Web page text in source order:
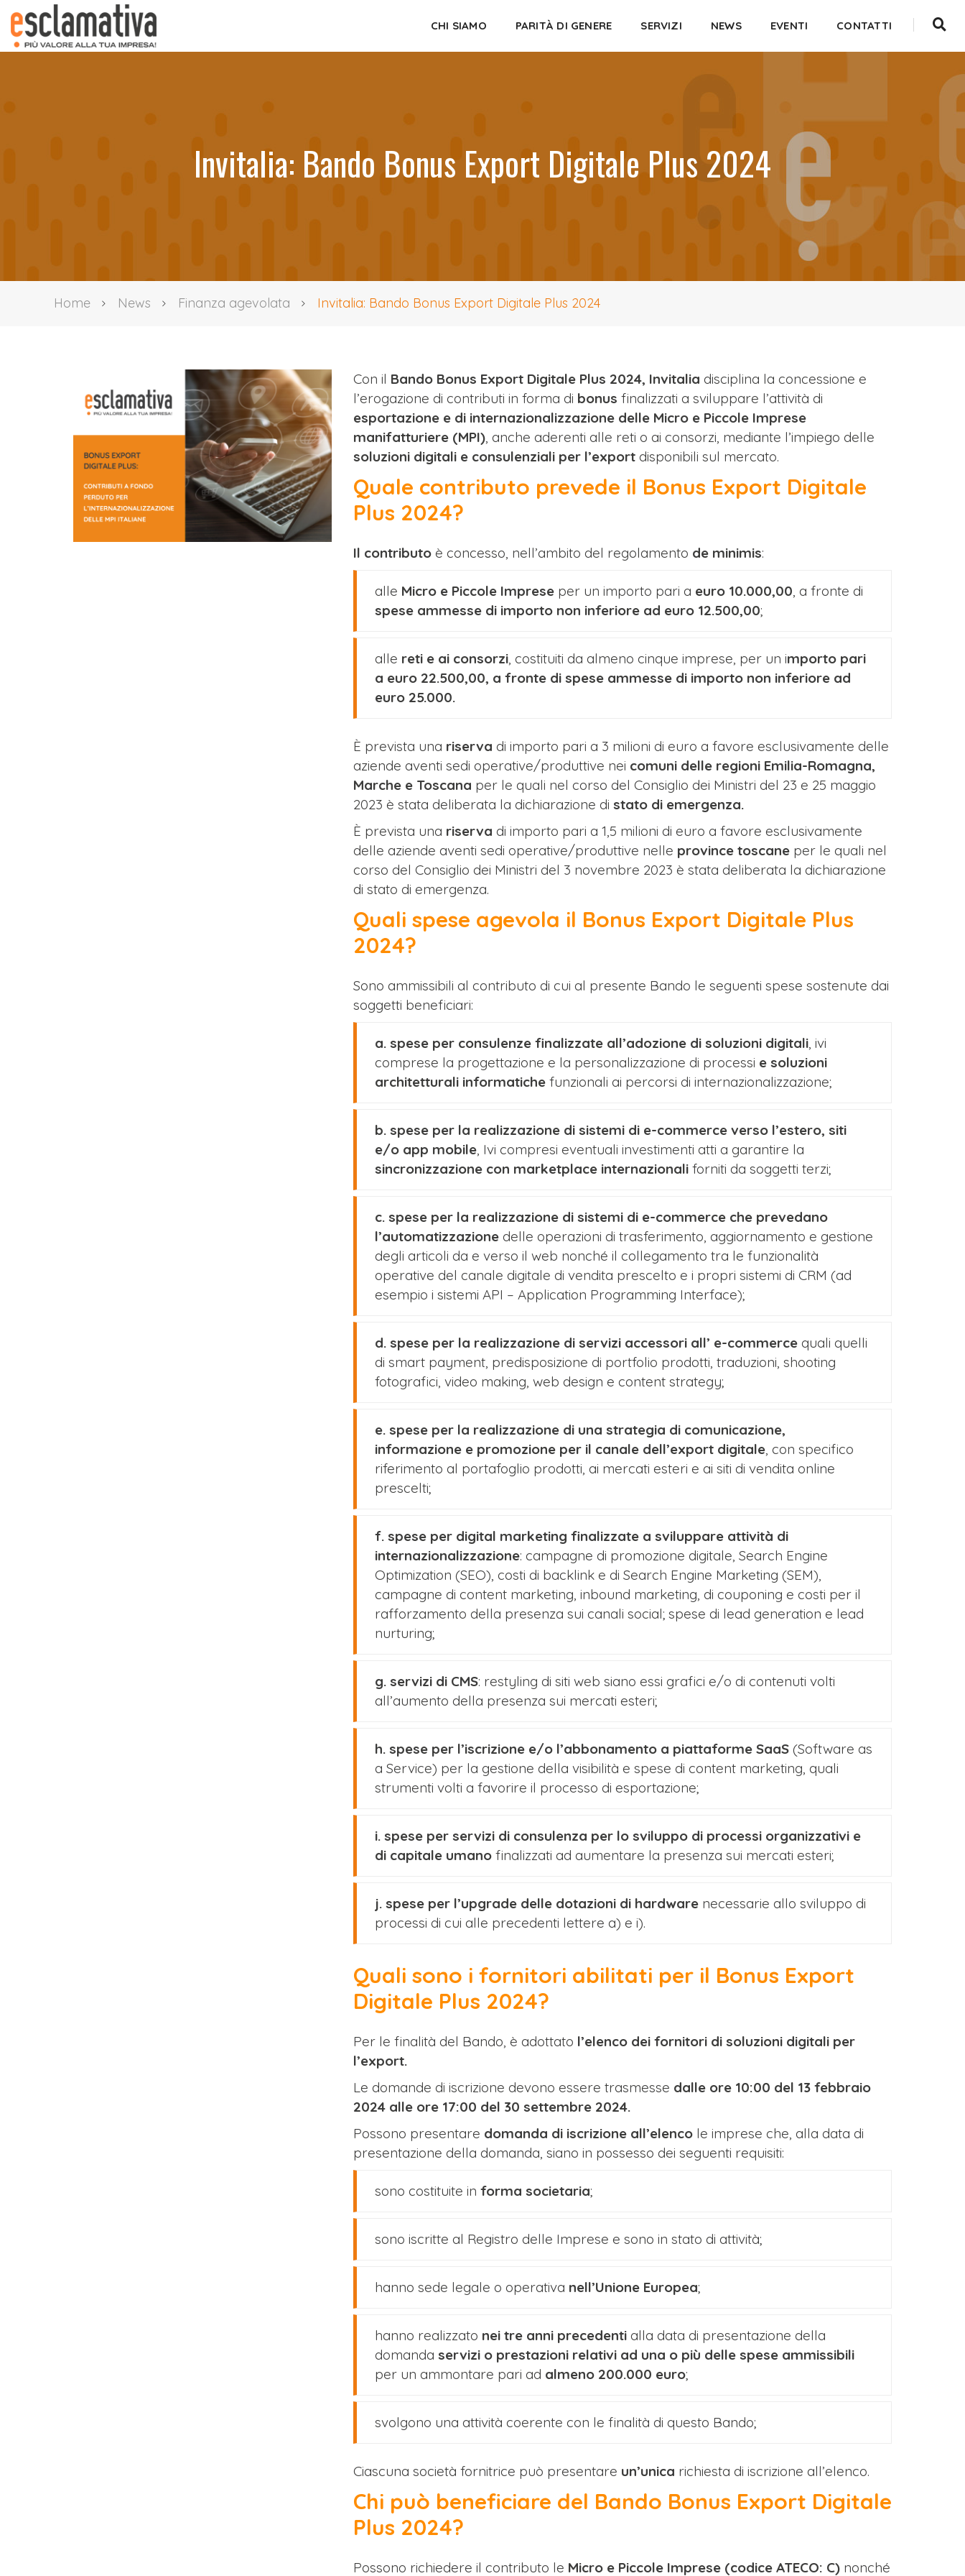
CHI SIAMO PARITÀ DI GENERE SERVIZI NEWS EVENTI CONTATTI
Invitalia: Bando Bonus Export Digitale Plus 2024
Home News Finanza agevolata Invitalia: Bando Bonus Export Digitale Plus 2024
Con il Bando Bonus Export Digitale Plus 2024, Invitalia disciplina la concessione e
l’erogazione di contributi in forma di bonus finalizzati a sviluppare l’attività di
esportazione e di internazionalizzazione delle Micro e Piccole Imprese
manifatturiere (MPI), anche aderenti alle reti o ai consorzi, mediante l’impiego delle
soluzioni digitali e consulenziali per l’export disponibili sul mercato.
Quale contributo prevede il Bonus Export Digitale
Plus 2024?
Il contributo è concesso, nell’ambito del regolamento de minimis:
alle Micro e Piccole Imprese per un importo pari a euro 10.000,00, a fronte di
spese ammesse di importo non inferiore ad euro 12.500,00;
alle reti e ai consorzi, costituiti da almeno cinque imprese, per un importo pari
a euro 22.500,00, a fronte di spese ammesse di importo non inferiore ad
euro 25.000.
È prevista una riserva di importo pari a 3 milioni di euro a favore esclusivamente delle
aziende aventi sedi operative/produttive nei comuni delle regioni Emilia-Romagna,
Marche e Toscana per le quali nel corso del Consiglio dei Ministri del 23 e 25 maggio
2023 è stata deliberata la dichiarazione di stato di emergenza.
È prevista una riserva di importo pari a 1,5 milioni di euro a favore esclusivamente
delle aziende aventi sedi operative/produttive nelle province toscane per le quali nel
corso del Consiglio dei Ministri del 3 novembre 2023 è stata deliberata la dichiarazione
di stato di emergenza.
Quali spese agevola il Bonus Export Digitale Plus
2024?
Sono ammissibili al contributo di cui al presente Bando le seguenti spese sostenute dai
soggetti beneficiari:
a. spese per consulenze finalizzate all’adozione di soluzioni digitali, ivi
comprese la progettazione e la personalizzazione di processi e soluzioni
architetturali informatiche funzionali ai percorsi di internazionalizzazione;
b. spese per la realizzazione di sistemi di e-commerce verso l’estero, siti
e/o app mobile, Ivi compresi eventuali investimenti atti a garantire la
sincronizzazione con marketplace internazionali forniti da soggetti terzi;
c. spese per la realizzazione di sistemi di e-commerce che prevedano
l’automatizzazione delle operazioni di trasferimento, aggiornamento e gestione
degli articoli da e verso il web nonché il collegamento tra le funzionalità
operative del canale digitale di vendita prescelto e i propri sistemi di CRM (ad
esempio i sistemi API – Application Programming Interface);
d. spese per la realizzazione di servizi accessori all’ e-commerce quali quelli
di smart payment, predisposizione di portfolio prodotti, traduzioni, shooting
fotografici, video making, web design e content strategy;
e. spese per la realizzazione di una strategia di comunicazione,
informazione e promozione per il canale dell’export digitale, con specifico
riferimento al portafoglio prodotti, ai mercati esteri e ai siti di vendita online
prescelti;
f. spese per digital marketing finalizzate a sviluppare attività di
internazionalizzazione: campagne di promozione digitale, Search Engine
Optimization (SEO), costi di backlink e di Search Engine Marketing (SEM),
campagne di content marketing, inbound marketing, di couponing e costi per il
rafforzamento della presenza sui canali social; spese di lead generation e lead
nurturing;
g. servizi di CMS: restyling di siti web siano essi grafici e/o di contenuti volti
all’aumento della presenza sui mercati esteri;
h. spese per l’iscrizione e/o l’abbonamento a piattaforme SaaS (Software as
a Service) per la gestione della visibilità e spese di content marketing, quali
strumenti volti a favorire il processo di esportazione;
i. spese per servizi di consulenza per lo sviluppo di processi organizzativi e
di capitale umano finalizzati ad aumentare la presenza sui mercati esteri;
j. spese per l’upgrade delle dotazioni di hardware necessarie allo sviluppo di
processi di cui alle precedenti lettere a) e i).
Quali sono i fornitori abilitati per il Bonus Export
Digitale Plus 2024?
Per le finalità del Bando, è adottato l’elenco dei fornitori di soluzioni digitali per
l’export.
Le domande di iscrizione devono essere trasmesse dalle ore 10:00 del 13 febbraio
2024 alle ore 17:00 del 30 settembre 2024.
Possono presentare domanda di iscrizione all’elenco le imprese che, alla data di
presentazione della domanda, siano in possesso dei seguenti requisiti:
sono costituite in forma societaria;
sono iscritte al Registro delle Imprese e sono in stato di attività;
hanno sede legale o operativa nell’Unione Europea;
hanno realizzato nei tre anni precedenti alla data di presentazione della
domanda servizi o prestazioni relativi ad una o più delle spese ammissibili
per un ammontare pari ad almeno 200.000 euro;
svolgono una attività coerente con le finalità di questo Bando;
Ciascuna società fornitrice può presentare un’unica richiesta di iscrizione all’elenco.
Chi può beneficiare del Bando Bonus Export Digitale
Plus 2024?
Possono richiedere il contributo le Micro e Piccole Imprese (codice ATECO: C) nonché